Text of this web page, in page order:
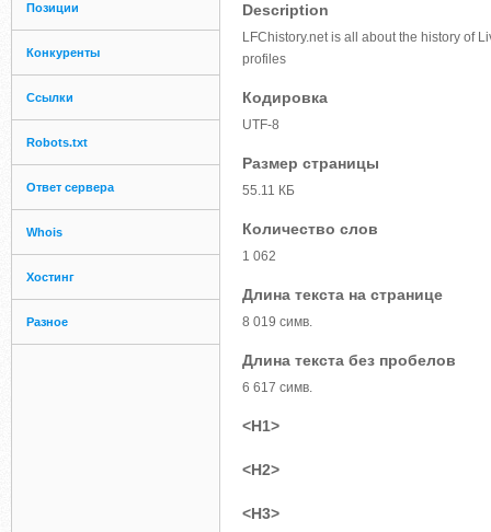
Позиции
Конкуренты
Ссылки
Robots.txt
Ответ сервера
Whois
Хостинг
Разное
Description
LFChistory.net is all about the history of
profiles
Кодировка
UTF-8
Размер страницы
55.11 КБ
Количество слов
1 062
Длина текста на странице
8 019 симв.
Длина текста без пробелов
6 617 симв.
<H1>
<H2>
<H3>